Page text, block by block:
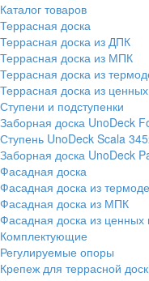
Каталог товаров
Террасная доска
Террасная доска из ДПК
Террасная доска из МПК
Террасная доска из
Террасная доска из
Ступени и подступенки
Заборная доска UnoDeck
Ступень UnoDeck Scala
Заборная доска UnoDeck
Фасадная доска
Фасадная доска из
Фасадная доска из МПК
Фасадная доска из
Комплектующие
Регулируемые опоры
Крепеж для террасной